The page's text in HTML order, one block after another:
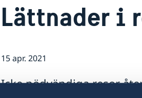
Lättnader i
15 apr. 2021
Icke nödvändiga resor